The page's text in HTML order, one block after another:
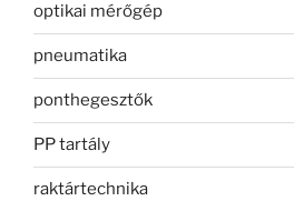
optikai mérőgép
pneumatika
ponthegesztők
PP tartály
raktártechnika